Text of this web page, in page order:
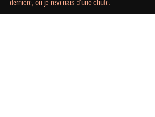
dernière, où je revenais d’une chute.